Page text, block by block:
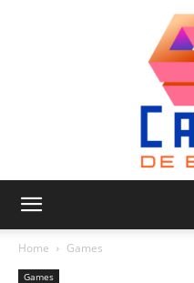
Home Games
Games